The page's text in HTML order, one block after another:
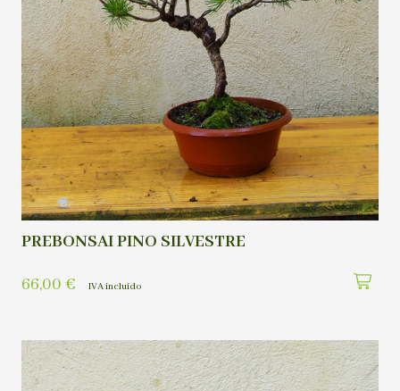
PREBONSAI PINO SILVESTRE
66,00 € IVA incluído